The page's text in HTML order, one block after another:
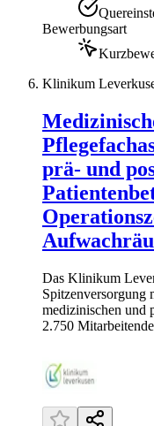
Bewerbungsart
Klinikum
prä- und
Das Klinikum
Spitzenversorgung
medizinischen und
2.750